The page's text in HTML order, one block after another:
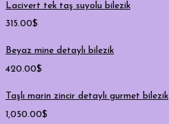
Lacivert tek taş suyolu bilezik
315.00$
Beyaz mine detaylı bilezik
420.00$
Taşlı marin zincir detaylı gurmet bilezik
1,050.00$